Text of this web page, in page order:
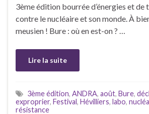
3ème édition bourrée d’énergies et de
contre le nucléaire et son monde. À
meusien ! Bure : où en est-on ? …
Lire la suite
3ème édition, ANDRA, août, Bure,
exproprier, Festival, Hévilliers, labo,
résistance